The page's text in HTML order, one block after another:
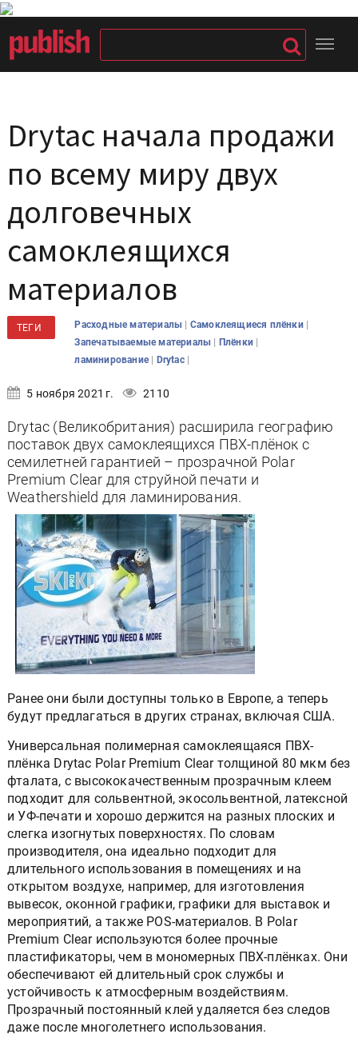
Drytac начала продажи
по всему миру двух
долговечных
самоклеящихся
материалов
ТЕГИ Расходные материалы | Самоклеящиеся плёнки |
Запечатываемые материалы | Плёнки |
ламинирование | Drytac |
5 ноября 2021 г. 2110
Drytac (Великобритания) расширила географию
поставок двух самоклеящихся ПВХ-плёнок с
семилетней гарантией – прозрачной Polar
Premium Clear для струйной печати и
Weathershield для ламинирования.
Ранее они были доступны только в Европе, а теперь
будут предлагаться в других странах, включая США.
Универсальная полимерная самоклеящаяся ПВХ-
плёнка Drytac Polar Premium Clear толщиной 80 мкм без
фталата, с высококачественным прозрачным клеем
подходит для сольвентной, экосольвентной, латексной
и УФ-печати и хорошо держится на разных плоских и
слегка изогнутых поверхностях. По словам
производителя, она идеально подходит для
длительного использования в помещениях и на
открытом воздухе, например, для изготовления
вывесок, оконной графики, графики для выставок и
мероприятий, а также POS-материалов. В Polar
Premium Clear используются более прочные
пластификаторы, чем в мономерных ПВХ-плёнках. Они
обеспечивают ей длительный срок службы и
устойчивость к атмосферным воздействиям.
Прозрачный постоянный клей удаляется без следов
даже после многолетнего использования.